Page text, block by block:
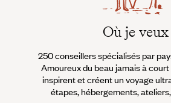
Où je veux
250 conseillers spécialisés par
Amoureux du beau jamais à court
inspirent et créent un voyage
étapes, hébergements,